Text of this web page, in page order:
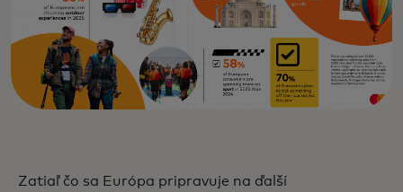
Zatiaľ čo sa Európa pripravuje na ďalší